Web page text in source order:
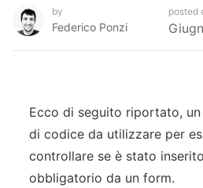
by
Federico Ponzi
posted
Ecco di seguito riportato,
di codice da utilizzare per
controllare se è stato
obbligatorio da un form.